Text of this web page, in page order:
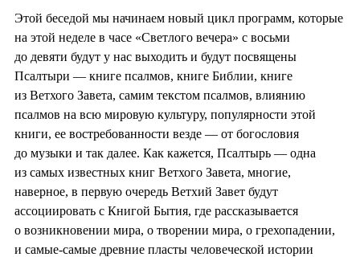
Этой беседой мы начинаем новый цикл программ, которые
на этой неделе в часе «Светлого вечера» с восьми
до девяти будут у нас выходить и будут посвящены
Псалтыри — книге псалмов, книге Библии, книге
из Ветхого Завета, самим текстом псалмов, влиянию
псалмов на всю мировую культуру, популярности этой
книги, ее востребованности везде — от богословия
до музыки и так далее. Как кажется, Псалтырь — одна
из самых известных книг Ветхого Завета, многие,
наверное, в первую очередь Ветхий Завет будут
ассоциировать с Книгой Бытия, где рассказывается
о возникновении мира, о творении мира, о грехопадении,
и самые-самые древние пласты человеческой истории